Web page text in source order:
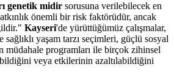
genetik midir sorusuna verilebilecek en
önemli bir risk faktörüdür, ancak
Kayseri'de yürüttüğümüz çalışmalar,
sağlıklı yaşam tarzı seçimleri, güçlü sosyal
müdahale programları ile birçok zihinsel
veya etkilerinin azaltılabildiğini